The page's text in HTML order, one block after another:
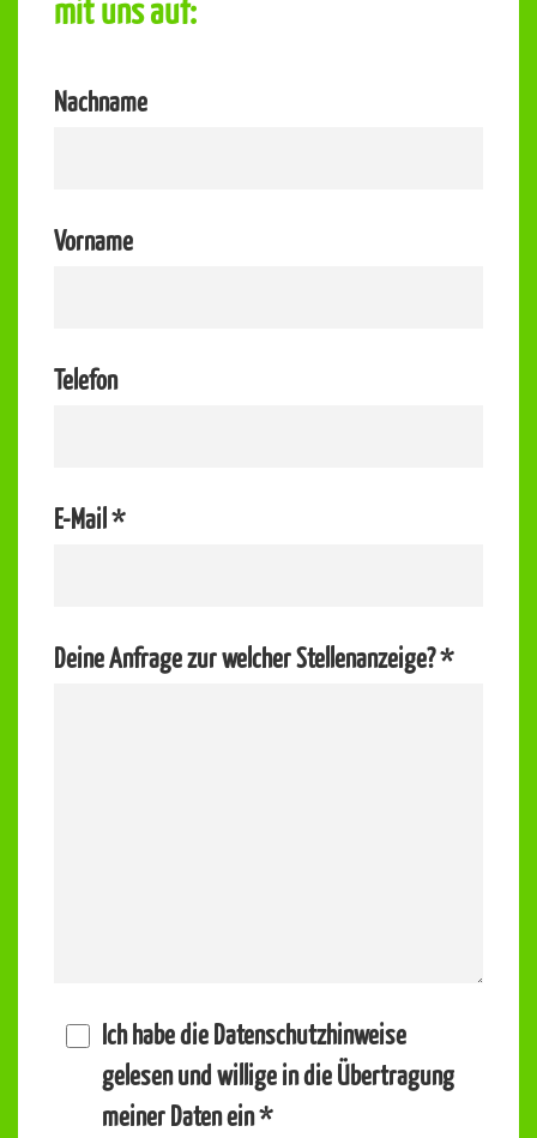
mit uns auf:
Nachname
Vorname
Telefon
E-Mail*
Deine Anfrage zur welcher Stellenanzeige?*
Ich habe dieDatenschutzhinweise
gelesen und willige in die Übertragung
meiner Daten ein*